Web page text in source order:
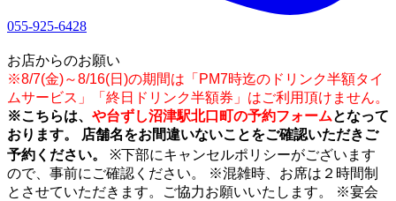
055-925-6428
お店からのお願い
※8/7(金)～8/16(日)の期間は「PM7時迄のドリンク半額タイ
ムサービス」「終日ドリンク半額券」はご利用頂けません。
※こちらは、 や台ずし沼津駅北口町の予約フォームとなって
おります。 店舗名をお間違いないことをご確認いただきご
予約ください。
※下部にキャンセルポリシーがございます
ので、事前にご確認ください。 ※混雑時、お席は２時間制
とさせていただきます。ご協力お願いいたします。 ※宴会